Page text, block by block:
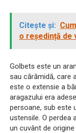
Citește și:
o reședință de
Golbets este un
sau cărămidă, care
este o extensie a
aragazului era
persoane, sub este
ustensile. O perdea
un cuvânt de